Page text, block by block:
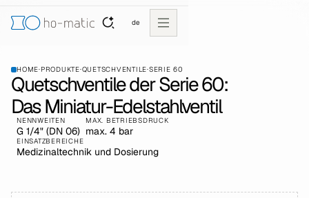
de
HOME·PRODUKTE·QUETSCHVENTILE·SERIE 60
Quetschventile der Serie 60:
Das Miniatur-Edelstahlventil
NENNWEITEN
G 1/4" (DN 06)
MAX. BETRIEBSDRUCK
max. 4 bar
EINSATZBEREICHE
Medizinaltechnik und Dosierung